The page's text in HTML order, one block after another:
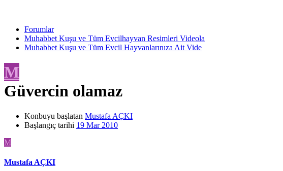
Forumlar
Muhabbet Kuşu ve Tüm Evcilhayvan Resimleri Videola
Muhabbet Kuşu ve Tüm Evcil Hayvanlarınıza Ait Vide
M
Güvercin olamaz
Konbuyu başlatan Mustafa AÇKI
Başlangıç tarihi 19 Mar 2010
M
Mustafa AÇKI